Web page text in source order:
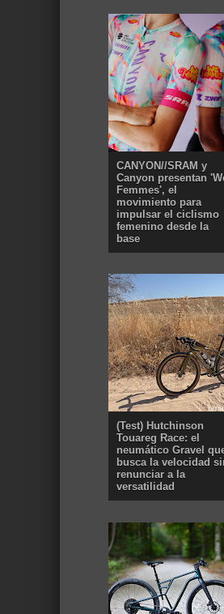
CANYON//SRAM y
Canyon presentan
Femmes', el
movimiento para
impulsar el ciclismo
femenino desde la
base
(Test) Hutchinson
Touareg Race: el
neumático Gravel
busca la velocidad
renunciar a la
versatilidad